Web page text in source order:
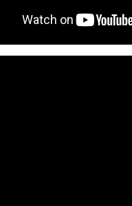
casinoif you really want
credits!